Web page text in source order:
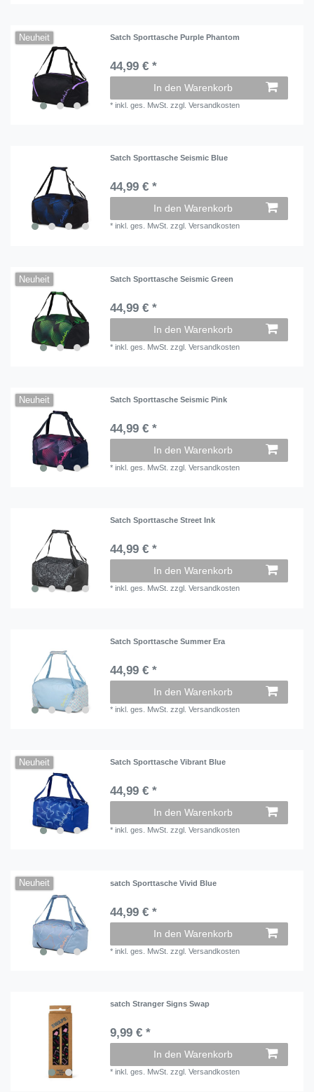
Neuheit Satch Sporttasche Purple Phantom
44,99 € *
In den Warenkorb
*inkl. ges. MwSt. zzgl.Versandkosten
Satch Sporttasche Seismic Blue
44,99 € *
In den Warenkorb
*inkl. ges. MwSt. zzgl.Versandkosten
Neuheit Satch Sporttasche Seismic Green
44,99 € *
In den Warenkorb
*inkl. ges. MwSt. zzgl.Versandkosten
Neuheit Satch Sporttasche Seismic Pink
44,99 € *
In den Warenkorb
*inkl. ges. MwSt. zzgl.Versandkosten
Satch Sporttasche Street Ink
44,99 € *
In den Warenkorb
*inkl. ges. MwSt. zzgl.Versandkosten
Satch Sporttasche Summer Era
44,99 € *
In den Warenkorb
*inkl. ges. MwSt. zzgl.Versandkosten
Neuheit Satch Sporttasche Vibrant Blue
44,99 € *
In den Warenkorb
*inkl. ges. MwSt. zzgl.Versandkosten
Neuheit satch Sporttasche Vivid Blue
44,99 € *
In den Warenkorb
*inkl. ges. MwSt. zzgl.Versandkosten
satch Stranger Signs Swap
9,99 € *
In den Warenkorb
*inkl. ges. MwSt. zzgl.Versandkosten